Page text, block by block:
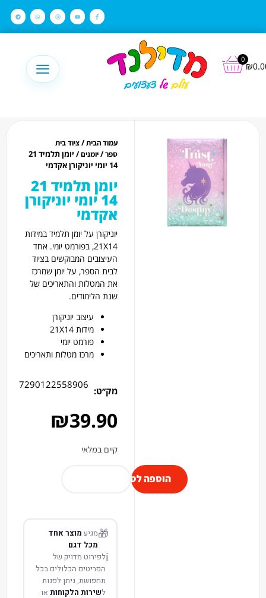
₪
0
עמוד הבית/ציוד בית
ספר/יומנים
/ יומן תלמיד 21
14 יומי יוניקורן אקדמי
יומן תלמיד 21
14 יומי יוניקורן
אקדמי
יוניקורן על יומן תלמיד במידות
21X14, בפורמט יומי. אחד
העיצובים המבוקשים בציוד
לבית הספר, על יומן שמרכז
את המטלות והתאריכים של
שנת הלימודים.
עיצוב יוניקורן
מידות 21X14
פורמט יומי
מרכז מטלות ותאריכים
מק׳׳ט:
7290122558906
₪39.90
קיים במלאי
הוספה לסל
🎁מגיע מוצר אחד
מכל דגם
ℹ️לפירוט מדויק של
הפריטים הכלולים בכל
תחפושת, ניתן לפנות
לשירות הלקוחות או